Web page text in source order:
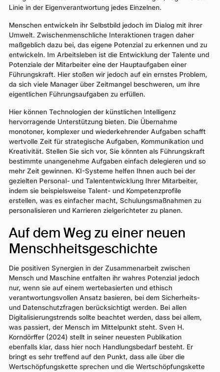
Linie in der Eigenverantwortung jedes Einzelnen.
Menschen entwickeln ihr Selbstbild jedoch im Dialog mit ihrer
Umwelt. Zwischenmenschliche Interaktionen tragen daher
maßgeblich dazu bei, das eigene Potenzial zu erkennen und zu
entwickeln. Im Arbeitsleben ist die Entwicklung der Talente und
Potenziale der Mitarbeiter eine der Hauptaufgaben einer
Führungskraft. Hier stoßen wir jedoch auf ein ernstes Problem,
da sich viele Manager über Zeitmangel beschweren, um ihre
eigentlichen Führungsaufgaben zu erfüllen.
Hier können Technologien der künstlichen Intelligenz
hervorragende Unterstützung bieten. Die Übernahme
monotoner, komplexer und wiederkehrender Aufgaben schafft
wertvolle Zeit für strategische Aufgaben, Kommunikation und
Kreativität. Stellen Sie sich vor, Sie könnten als Führungskraft
bestimmte unangenehme Aufgaben einfach delegieren und so
mehr Zeit gewinnen. KI-Systeme helfen Ihnen auch bei der
gezielten Personal- und Talententwicklung Ihrer Mitarbeiter,
indem sie beispielsweise Talent- und Kompetenzprofile
erstellen, was es einfacher macht, Schulungsmaßnahmen zu
personalisieren und Karrieren zielgerichteter zu planen.
Auf dem Weg zu einer neuen
Menschheitsgeschichte
Die positiven Synergien in der Zusammenarbeit zwischen
Mensch und Maschine entfalten ihr wahres Potenzial jedoch
nur, wenn sie auf einem wertebasierten und ethisch
verantwortungsvollen Ansatz basieren, bei dem Sicherheits-
und Datenschutzfragen berücksichtigt werden. Bei allen
Digitalisierungstrends sollte beachtet werden, dass bei allem,
was passiert, der Mensch im Mittelpunkt steht. Sven H.
Korndörffer (2024) stellt in seiner neuesten Publikation
ebenfalls klar, dass hier noch Handlungsbedarf besteht. Er
bringt es sehr treffend auf den Punkt, dass alle über die
Wertschöpfungskette sprechen und die Wertschöpfungskette